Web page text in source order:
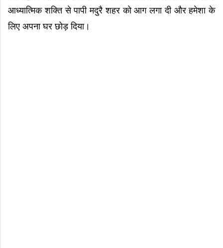
आध्यात्मिक शक्ति से पापी मदुरै शहर को आग लगा दी और हमेशा के
लिए अपना घर छोड़ दिया।